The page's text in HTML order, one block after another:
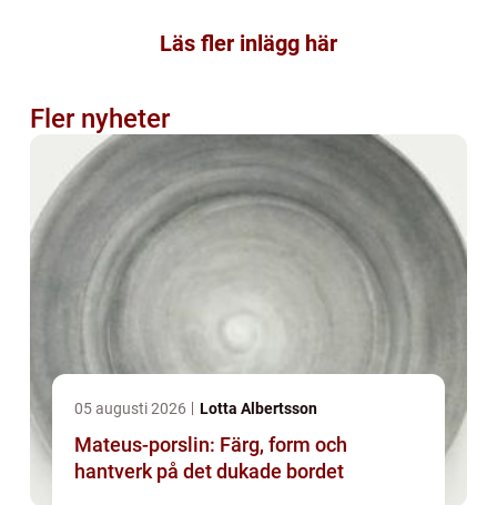
Läs fler inlägg här
Fler nyheter
05 augusti 2026 Lotta Albertsson
Mateus-porslin: Färg, form och
hantverk på det dukade bordet